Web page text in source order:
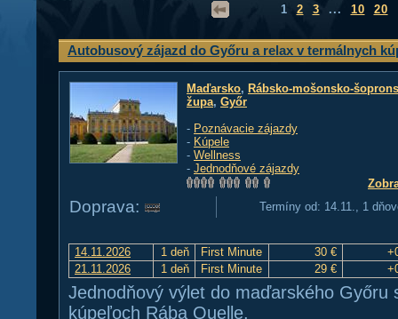
1 2 3 ... 10 20
Autobusový zájazd do Győru a relax v termálnych
Maďarsko, Rábsko-mošonsko-
župa, Győr
- Poznávacie zájazdy
- Kúpele
- Wellness
- Jednodňové zájazdy
Doprava: Termíny od: 14.11., 1
14.11.2026 1 deň First Minute 30 €
21.11.2026
1 deň First Minute 29 €
Jednodňový výlet do maďarského Győru
kúpeľoch Rába Quelle.